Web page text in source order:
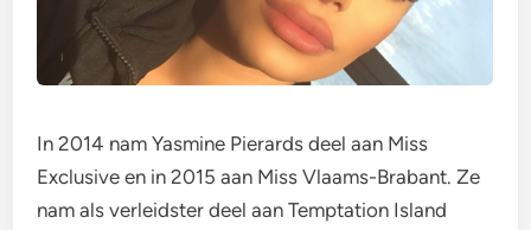
In 2014 nam Yasmine Pierards deel aan Miss
Exclusive en in 2015 aan Miss Vlaams-Brabant. Ze
nam als verleidster deel aan Temptation Island